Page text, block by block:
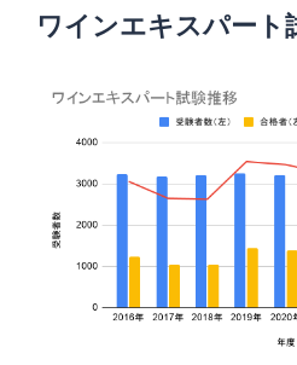
ワインエキスパート